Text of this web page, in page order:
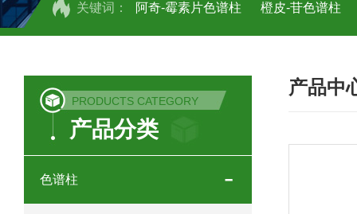
关键词： 阿奇-霉素片色谱柱 橙皮-苷色谱柱
COSMOSIL 1.8PBr五溴苯基色谱柱
菟丝子 柠檬黄色谱柱
印度Force Scientific Rubitas色谱柱
PRODUCTS CATEGORY
产品分类
色谱柱
产品中